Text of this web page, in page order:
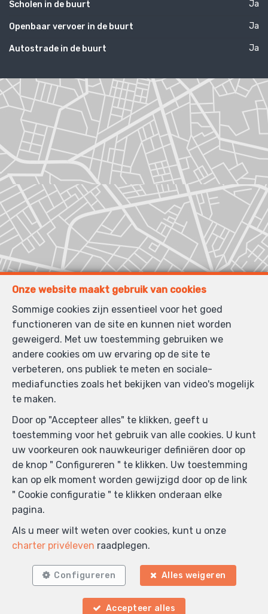
Scholen in de buurt Ja
Openbaar vervoer in de buurt Ja
Autostrade in de buurt Ja
Zoek op de kaart
Onze website maakt gebruik van cookies
Sommige cookies zijn essentieel voor het goed
functioneren van de site en kunnen niet worden
geweigerd. Met uw toestemming gebruiken we
andere cookies om uw ervaring op de site te
verbeteren, ons publiek te meten en sociale-
mediafuncties zoals het bekijken van video's mogelijk
te maken.
Door op "Accepteer alles" te klikken, geeft u
toestemming voor het gebruik van alle cookies. U kunt
uw voorkeuren ook nauwkeuriger definiëren door op
de knop " Configureren " te klikken. Uw toestemming
kan op elk moment worden gewijzigd door op de link
" Cookie configuratie " te klikken onderaan elke
pagina.
Als u meer wilt weten over cookies, kunt u onze
charter privéleven raadplegen.
Configureren Alles weigeren
Accepteer alles